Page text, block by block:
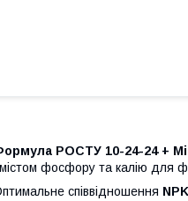
РОСТУ 10-24-24 +
фосфору та калію для
співвідношення